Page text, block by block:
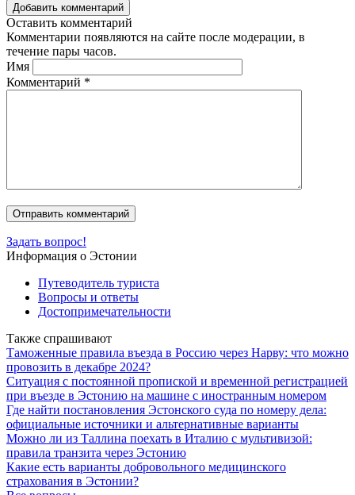
Добавить комментарий
Оставить комментарий
Комментарии появляются на сайте после модерации, в
течение пары часов.
Имя
Комментарий *
Задать вопрос!
Информация о Эстонии
Путеводитель туриста
Вопросы и ответы
Достопримечательности
Также спрашивают
Таможенные правила въезда в Россию через Нарву: что можно
провозить в декабре 2024?
Ситуация с постоянной пропиской и временной регистрацией
при въезде в Эстонию на машине с иностранным номером
Где найти постановления Эстонского суда по номеру дела:
официальные источники и альтернативные варианты
Можно ли из Таллина поехать в Италию с мультивизой:
правила транзита через Эстонию
Какие есть варианты добровольного медицинского
страхования в Эстонии?